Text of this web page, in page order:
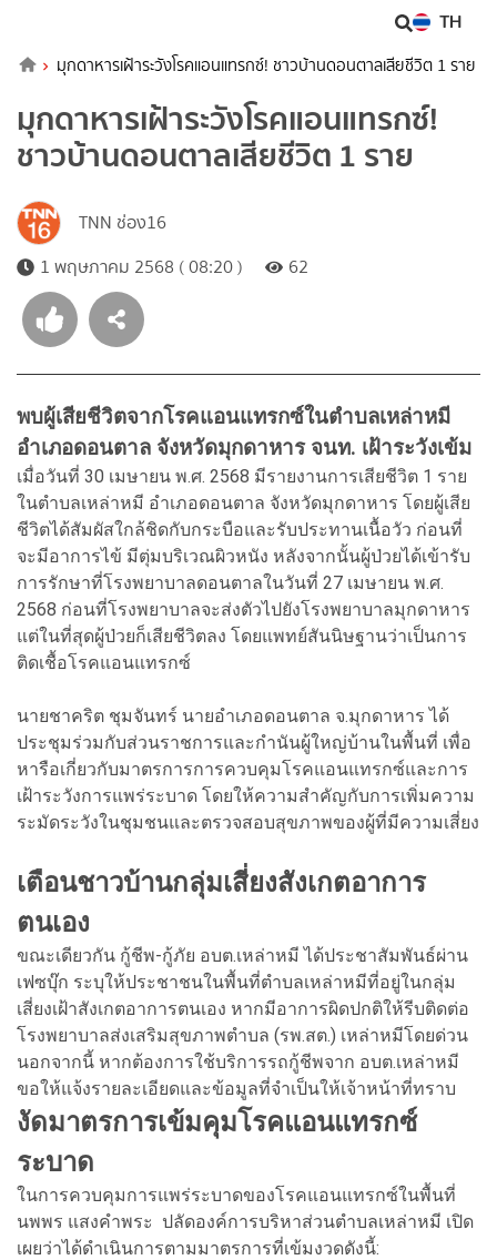
TH
มุกดาหารเฝ้าระวังโรคแอนแทรกซ์! ชาวบ้านดอนตาลเสียชีวิต 1 ราย
มุกดาหารเฝ้าระวังโรคแอนแทรกซ์!
ชาวบ้านดอนตาลเสียชีวิต 1 ราย
TNN ช่อง16
1 พฤษภาคม 2568 ( 08:20 )
62
พบผู้เสียชีวิตจากโรคแอนแทรกซ์ในตำบลเหล่าหมี
อำเภอดอนตาล จังหวัดมุกดาหาร จนท. เฝ้าระวังเข้ม
เมื่อวันที่ 30 เมษายน พ.ศ. 2568 มีรายงานการเสียชีวิต 1 ราย
ในตำบลเหล่าหมี อำเภอดอนตาล จังหวัดมุกดาหาร โดยผู้เสีย
ชีวิตได้สัมผัสใกล้ชิดกับกระบือและรับประทานเนื้อวัว ก่อนที่
จะมีอาการไข้ มีตุ่มบริเวณผิวหนัง หลังจากนั้นผู้ป่วยได้เข้ารับ
การรักษาที่โรงพยาบาลดอนตาลในวันที่ 27 เมษายน พ.ศ.
2568 ก่อนที่โรงพยาบาลจะส่งตัวไปยังโรงพยาบาลมุกดาหาร
แต่ในที่สุดผู้ป่วยก็เสียชีวิตลง โดยแพทย์สันนิษฐานว่าเป็นการ
ติดเชื้อโรคแอนแทรกซ์
นายชาคริต ชุมจันทร์ นายอำเภอดอนตาล จ.มุกดาหาร ได้
ประชุมร่วมกับส่วนราชการและกำนันผู้ใหญ่บ้านในพื้นที่ เพื่อ
หารือเกี่ยวกับมาตรการการควบคุมโรคแอนแทรกซ์และการ
เฝ้าระวังการแพร่ระบาด โดยให้ความสำคัญกับการเพิ่มความ
ระมัดระวังในชุมชนและตรวจสอบสุขภาพของผู้ที่มีความเสี่ยง
เตือนชาวบ้านกลุ่มเสี่ยงสังเกตอาการ
ตนเอง
ขณะเดียวกัน กู้ชีพ-กู้ภัย อบต.เหล่าหมี ได้ประชาสัมพันธ์ผ่าน
เฟซบุ๊ก ระบุให้ประชาชนในพื้นที่ตำบลเหล่าหมีที่อยู่ในกลุ่ม
เสี่ยงเฝ้าสังเกตอาการตนเอง หากมีอาการผิดปกติให้รีบติดต่อ
โรงพยาบาลส่งเสริมสุขภาพตำบล (รพ.สต.) เหล่าหมีโดยด่วน
นอกจากนี้ หากต้องการใช้บริการรถกู้ชีพจาก อบต.เหล่าหมี
ขอให้แจ้งรายละเอียดและข้อมูลที่จำเป็นให้เจ้าหน้าที่ทราบ
งัดมาตรการเข้มคุมโรคแอนแทรกซ์
ระบาด
ในการควบคุมการแพร่ระบาดของโรคแอนแทรกซ์ในพื้นที่
นพพร แสงคำพระ ปลัดองค์การบริหาส่วนตำบลเหล่าหมี เปิด
เผยว่าได้ดำเนินการตามมาตรการที่เข้มงวดดังนี้: